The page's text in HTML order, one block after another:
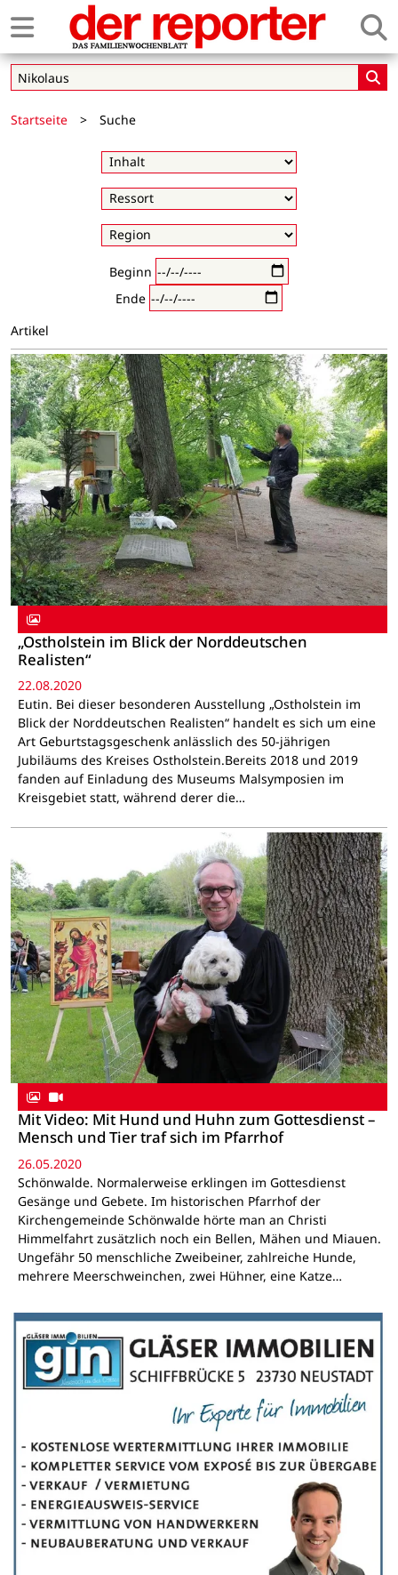
Startseite > Suche
Beginn
Ende
Artikel
„Ostholstein im Blick der Norddeutschen
Realisten“
22.08.2020
Eutin. Bei dieser besonderen Ausstellung „Ostholstein im
Blick der Norddeutschen Realisten“ handelt es sich um eine
Art Geburtstagsgeschenk anlässlich des 50-jährigen
Jubiläums des Kreises Ostholstein.Bereits 2018 und 2019
fanden auf Einladung des Museums Malsymposien im
Kreisgebiet statt, während derer die…
Mit Video: Mit Hund und Huhn zum Gottesdienst –
Mensch und Tier traf sich im Pfarrhof
26.05.2020
Schönwalde. Normalerweise erklingen im Gottesdienst
Gesänge und Gebete. Im historischen Pfarrhof der
Kirchengemeinde Schönwalde hörte man an Christi
Himmelfahrt zusätzlich noch ein Bellen, Mähen und Miauen.
Ungefähr 50 menschliche Zweibeiner, zahlreiche Hunde,
mehrere Meerschweinchen, zwei Hühner, eine Katze…